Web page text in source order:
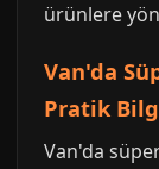
ürünlere
Van'da
Pratik
Van'da